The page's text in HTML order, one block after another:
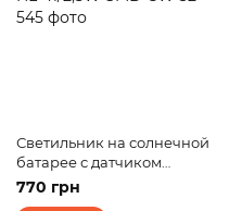
Светильник на солнечной
батарее с датчиком
движения с аккумулятором
LED IP65 HL-41/2,5W SMD
770 грн